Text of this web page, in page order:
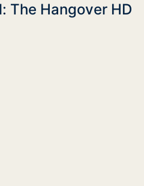
The Hangover HD